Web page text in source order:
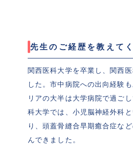
先生のご経歴を教えて
関西医科大学を卒業し、関西
した。市中病院への出向経験
リアの大半は大学病院で過ご
科大学では、小児脳神経外科
り、頭蓋骨縫合早期癒合症な
んできました。